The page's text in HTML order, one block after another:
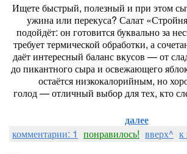
Ищетебыстрый, полезный и при этом
ужинаили перекуса? Салат
подойдёт: он готовитсябуквальноза
требуеттермической обработки, а
даётинтересный балансвкусов — от
допикантногосыраи освежающего
остаётсянизкокалорийным, но
голод— отличный выбордлятех, кто
далее
комментарии: 1 понравилось! вверх^ к